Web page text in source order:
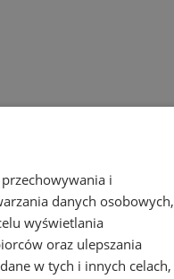
i
danych osobowych,
wyświetlania
oraz ulepszania
w tych i innych celach,